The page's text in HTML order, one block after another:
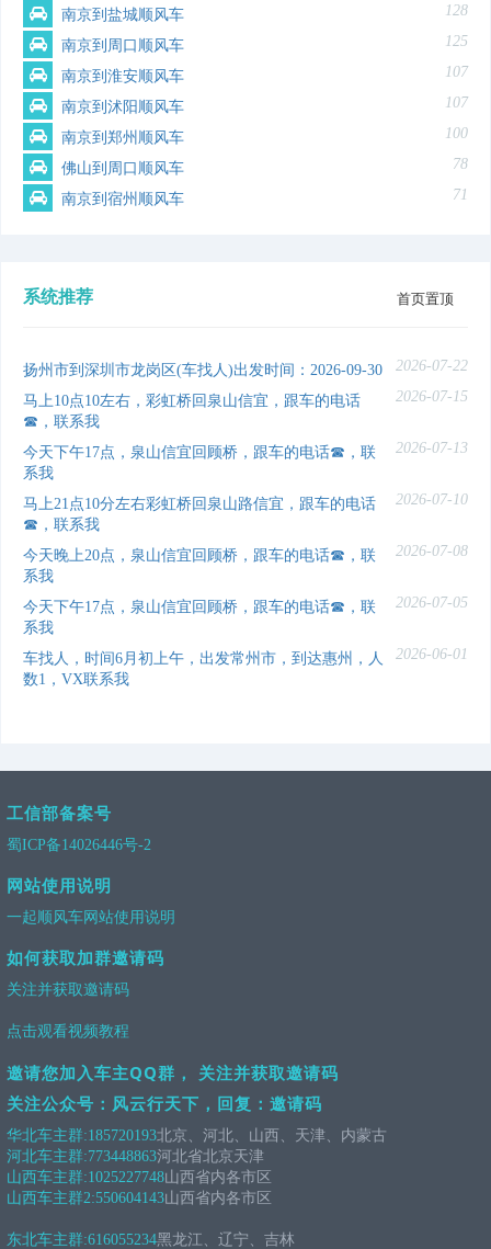
南京到盐城顺风车 128
南京到周口顺风车 125
南京到淮安顺风车 107
南京到沭阳顺风车 107
南京到郑州顺风车 100
佛山到周口顺风车 78
南京到宿州顺风车 71
系统推荐 首页置顶
扬州市到深圳市龙岗区(车找人)出发时间：2026-09-30 2026-07-22
马上10点10左右，彩虹桥回泉山信宜，跟车的电话
☎，联系我
2026-07-15
今天下午17点，泉山信宜回顾桥，跟车的电话☎，联
系我
2026-07-13
马上21点10分左右彩虹桥回泉山路信宜，跟车的电话
☎，联系我
2026-07-10
今天晚上20点，泉山信宜回顾桥，跟车的电话☎，联
系我
2026-07-08
今天下午17点，泉山信宜回顾桥，跟车的电话☎，联
系我
2026-07-05
车找人，时间6月初上午，出发常州市，到达惠州，人
数1，VX联系我
2026-06-01
工信部备案号
蜀ICP备14026446号-2
网站使用说明
一起顺风车网站使用说明
如何获取加群邀请码
关注并获取邀请码
点击观看视频教程
邀请您加入车主QQ群， 关注并获取邀请码
关注公众号：风云行天下，回复：邀请码
华北车主群:185720193北京、河北、山西、天津、内蒙古
河北车主群:773448863河北省北京天津
山西车主群:1025227748山西省内各市区
山西车主群2:550604143山西省内各市区
东北车主群:616055234黑龙江、辽宁、吉林